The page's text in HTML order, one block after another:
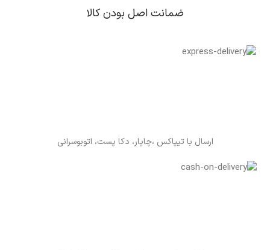
ﺿﻤﺎﻧﺖ اﺻﻞ ﺑﻮدن ﮐﺎﻟﺎ
ارسال با تیپاکس ،چاپار، دکا پست، اتوبوسرانی